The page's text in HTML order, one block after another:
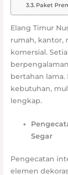
Paket
Elang Timur
rumah, kantor,
komersial.
bertahan lama.
kebutuhan,
lengkap.
Segar
Pengecatan
elemen